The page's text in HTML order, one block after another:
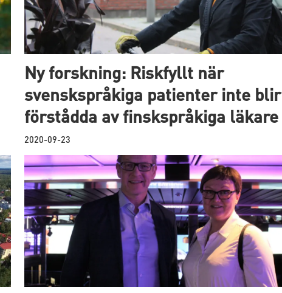
Ny forskning: Riskfyllt när
svenskspråkiga patienter inte blir
förstådda av finskspråkiga läkare
2020-09-23